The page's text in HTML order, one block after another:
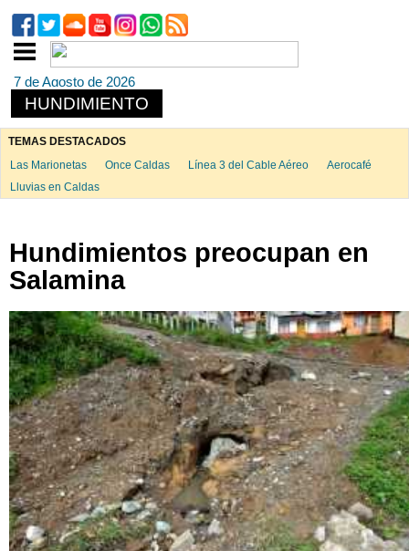
7 de Agosto de 2026
HUNDIMIENTO
TEMAS DESTACADOS
Las Marionetas
Once Caldas Línea 3 del Cable Aéreo
Aerocafé
Lluvias en Caldas
Hundimientos preocupan en
Salamina